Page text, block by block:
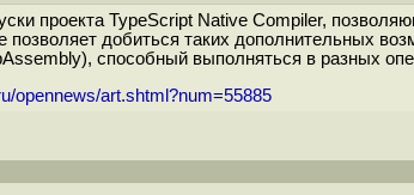
проекта TypeScript Native Compiler,
позволяет добиться таких дополнительных
способный выполняться в разных
opennews/art.shtml?num=55885